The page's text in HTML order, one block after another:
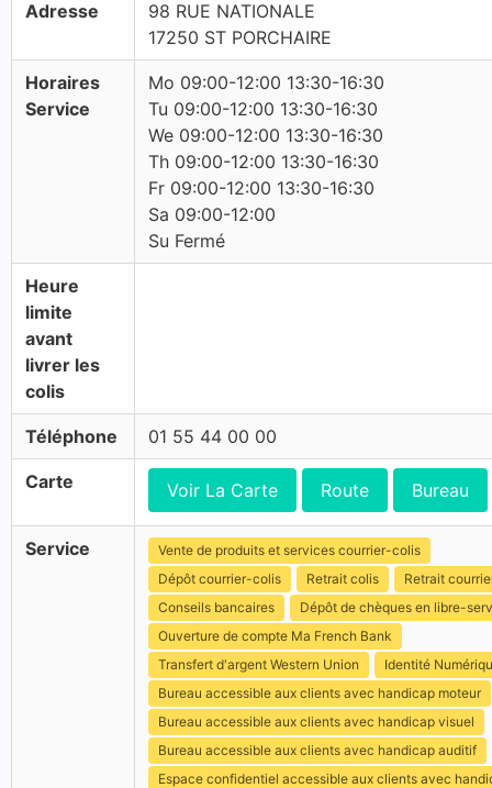
Adresse
98 RUE NATIONALE
17250 ST PORCHAIRE
Horaires
Service
Mo 09:00-12:00 13:30-16:30
Tu 09:00-12:00 13:30-16:30
We 09:00-12:00 13:30-16:30
Th 09:00-12:00 13:30-16:30
Fr 09:00-12:00 13:30-16:30
Sa 09:00-12:00
Su Fermé
Heure
limite
avant
livrer les
colis
Téléphone 01 55 44 00 00
Carte Voir La Carte Route Bureau
Service
Vente de produits et services courrier-colis
Dépôt courrier-colis
Retrait colis
Retrait
Conseils bancaires
Dépôt de chèques en libre-
Ouverture de compte Ma French Bank
Transfert d'argent Western Union
Identité
Bureau accessible aux clients avec handicap moteur
Bureau accessible aux clients avec handicap visuel
Bureau accessible aux clients avec handicap auditif
Espace confidentiel accessible aux clients avec